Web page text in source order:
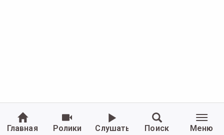
Главная Ролики Слушать Поиск Меню